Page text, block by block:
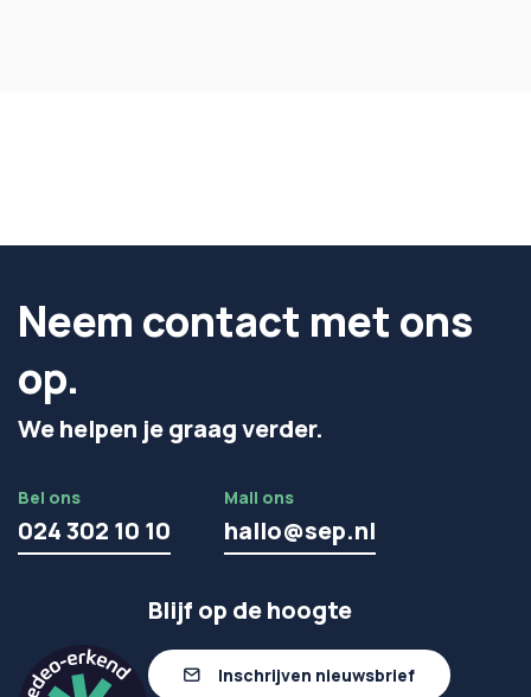
Neem contact met ons
op.
We helpen je graag verder.
Bel ons
024 302 10 10
Mail ons
hallo@sep.nl
Blijf op de hoogte
Inschrijven nieuwsbrief